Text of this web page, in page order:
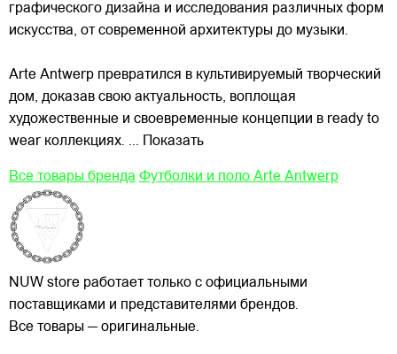
графического дизайна и исследования различных форм
искусства, от современной архитектуры до музыки.
Arte Antwerp превратился в культивируемый творческий
дом, доказав свою актуальность, воплощая
художественные и своевременные концепции в ready to
wear коллекциях. ... Показать
Все товары бренда Футболки и поло Arte Antwerp
NUW store работает только с официальными
поставщиками и представителями брендов.
Все товары — оригинальные.